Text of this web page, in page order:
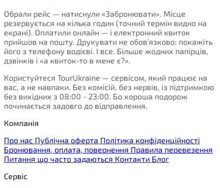
Обрали рейс — натиснули «Забронювати». Місце
резервується на кілька годин (точний термін видно на
екрані). Оплатили онлайн — і електронний квиток
прийшов на пошту. Друкувати не обов’язково: покажіть
його з телефону водієві. І все. Більше жодних папірців,
дзвінків і «а квиток-то в мене є?».
Користуйтеся TourUkraine — сервісом, який працює на
вас, а не навпаки. Без комісій, без нервів, із підтримкою
без вихідних з 08:00 - 23:00. Бо хороша подорож
починається задовго до відправлення.
Компанія
Про нас Публічна оферта Політика конфіденційності
Бронювання, оплата, повернення Правила перевезення
Питання що часто задаються Контакти Блог
Сервіс